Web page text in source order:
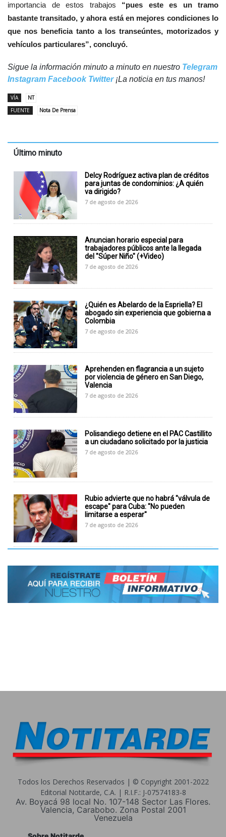
importancia de estos trabajos “pues este es un tramo
bastante transitado, y ahora está en mejores condiciones lo
que nos beneficia tanto a los transeúntes, motorizados y
vehículos particulares”, concluyó.
Sigue la información minuto a minuto en nuestro Telegram
Instagram Facebook Twitter¡La noticia en tus manos!
VÍA
NT
FUENTE
Nota De Prensa
Último minuto
Delcy Rodríguez activa plan de créditos
para juntas de condominios: ¿A quién
va dirigido?
7 de agosto de 2026
Anuncian horario especial para
trabajadores públicos ante la llegada
del "Súper Niño" (+Video)
7 de agosto de 2026
¿Quién es Abelardo de la Espriella? El
abogado sin experiencia que gobierna a
Colombia
7 de agosto de 2026
Aprehenden en flagrancia a un sujeto
por violencia de género en San Diego,
Valencia
7 de agosto de 2026
Polisandiego detiene en el PAC Castillito
a un ciudadano solicitado por la justicia
7 de agosto de 2026
Rubio advierte que no habrá "válvula de
escape" para Cuba: "No pueden
limitarse a esperar"
7 de agosto de 2026
Todos los Derechos Reservados | © Copyright 2001-2022
Editorial Notitarde, C.A. | R.I.F.: J-07574183-8
Av. Boyacá 98 local No. 107-148 Sector Las Flores.
Valencia, Carabobo. Zona Postal 2001
Venezuela